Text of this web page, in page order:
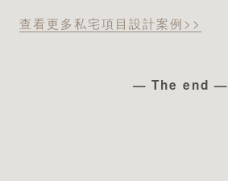
查看更多私宅項目設計案例>>
— The end —